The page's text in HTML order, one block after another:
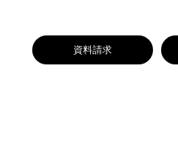
資料請求